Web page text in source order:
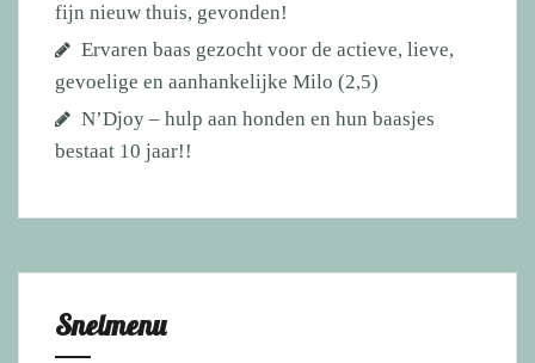
fijn nieuw thuis, gevonden!
Ervaren baas gezocht voor de actieve, lieve,
gevoelige en aanhankelijke Milo (2,5)
N’Djoy – hulp aan honden en hun baasjes
bestaat 10 jaar!!
Snelmenu